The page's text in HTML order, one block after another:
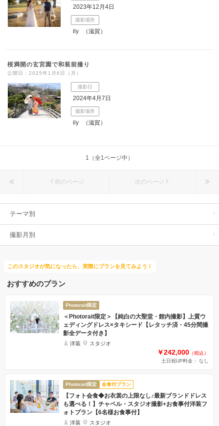
2023年12月4日
撮影場所
ily （滋賀）
桜満開の玄宮園で和装前撮り
公開日：2025年1月6日（月）
撮影日
2024年4月7日
撮影場所
ily （滋賀）
1（全1ページ中）
前のページ 次のページ
テーマ別
撮影月別
このスタジオが気になったら、実際にプランを見てみよう！
おすすめのプラン
Photorait限定
＜Photorait限定＞【純白の大聖堂・館内撮影】上質ウ
ェディングドレス×タキシード【レタッチ済・45分間撮
影全データ付き】
洋装 スタジオ
￥242,000 （税込）
土日祝UP料金： なし
Photorait限定 会食付プラン
【フォト会食◆お衣裳の上限なし♪最新ブランドドレス
も選べる！】チャペル・スタジオ撮影+お食事付洋装フ
ォトプラン【6名様お食事付】
洋装 スタジオ